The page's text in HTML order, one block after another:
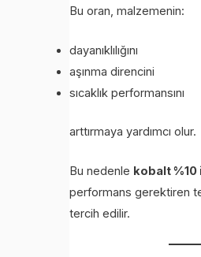
Bu oran, malzemenin:
dayanıklılığını
aşınma direncini
sıcaklık performansını
arttırmaya yardımcı olur.
Bu nedenle kobalt
performans gerektiren
tercih edilir.